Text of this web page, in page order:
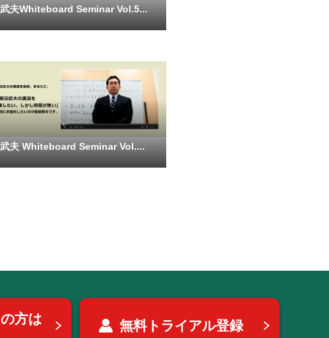
武夫Whiteboard Seminar Vol.5...
武夫 Whiteboard Seminar Vol....
方は
無料トライアル登録